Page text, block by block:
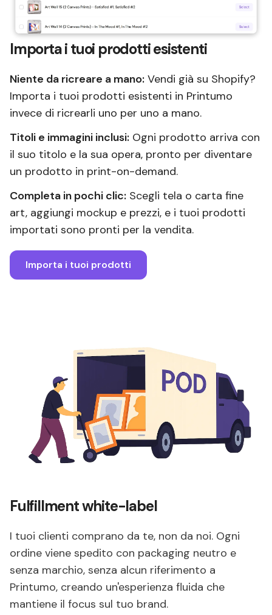
Importa i tuoi prodotti esistenti
Niente da ricreare a mano: Vendi già su Shopify?
Importa i tuoi prodotti esistenti in Printumo
invece di ricrearli uno per uno a mano.
Titoli e immagini inclusi: Ogni prodotto arriva con
il suo titolo e la sua opera, pronto per diventare
un prodotto in print-on-demand.
Completa in pochi clic: Scegli tela o carta fine
art, aggiungi mockup e prezzi, e i tuoi prodotti
importati sono pronti per la vendita.
Importa i tuoi prodotti
Fulfillment white-label
I tuoi clienti comprano da te, non da noi. Ogni
ordine viene spedito con packaging neutro e
senza marchio, senza alcun riferimento a
Printumo, creando un'esperienza fluida che
mantiene il focus sul tuo brand.